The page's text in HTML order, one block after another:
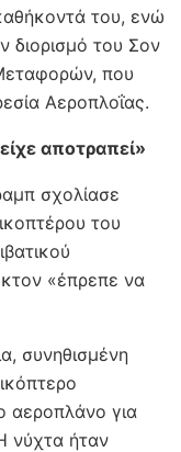
του, ενώ
διορισμό του Σον
που
Αεροπλοΐας.
αποτραπεί»
σχολίασε
του
«έπρεπε να
συνηθισμένη
αεροπλάνο για
νύχτα ήταν